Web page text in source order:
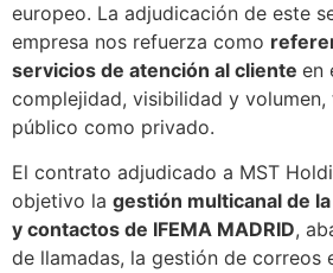
europeo. La adjudicación de este
empresa nos refuerza como
servicios de atención al cliente en
complejidad, visibilidad y
público como privado.
El contrato adjudicado a MST
objetivo la gestión multicanal de
y contactos de IFEMA MADRID,
de llamadas, la gestión de correos